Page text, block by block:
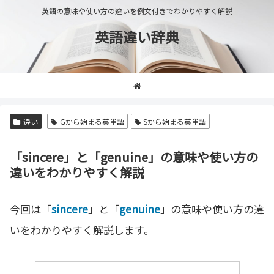
英語の意味や使い方の違いを例文付きでわかりやすく解説
英語違い辞典
違い Gから始まる英単語 Sから始まる英単語
「sincere」と「genuine」の意味や使い方の
違いをわかりやすく解説
今回は「sincere」と「genuine」の意味や使い方の違
いをわかりやすく解説します。